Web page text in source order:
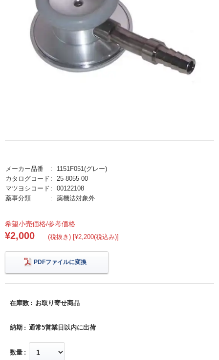
メーカー品番
1151F051(グレー)
カタログコード
25-8055-00
マツヨシコード
00122108
薬事分類
薬機法対象外
希望小売価格/参考価格
¥2,000 (税抜き) [¥2,200(税込み)]
PDFファイルに変換
在庫数 お取り寄せ商品
納期 通常5営業日以内に出荷
数量